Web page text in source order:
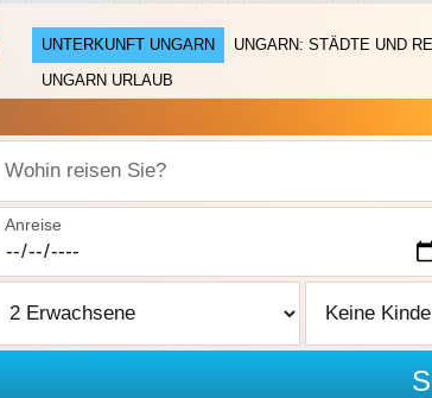
UNTERKUNFT UNGARN UNGARN: STÄDTE UND
UNGARN URLAUB
Wohin reisen Sie?
Anreise